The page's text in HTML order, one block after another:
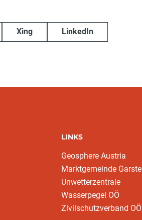
Xing LinkedIn
LINKS
Geosphere Austria
Marktgemeinde
Unwetterzentrale
Wasserpegel OÖ
Zivilschutzverband OÖ